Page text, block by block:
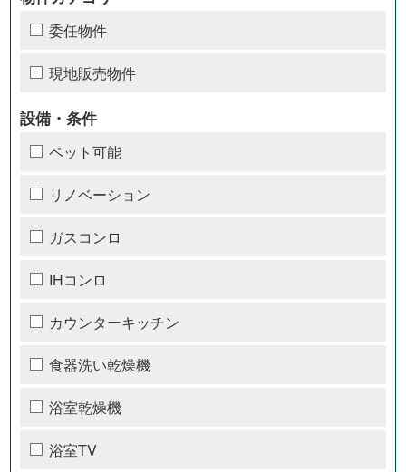
委任物件
現地販売物件
設備・条件
ペット可能
リノベーション
ガスコンロ
IHコンロ
カウンターキッチン
食器洗い乾燥機
浴室乾燥機
浴室TV